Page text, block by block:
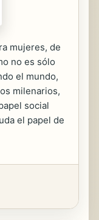
mujeres, de
no es sólo
el mundo,
milenarios,
social
el papel de